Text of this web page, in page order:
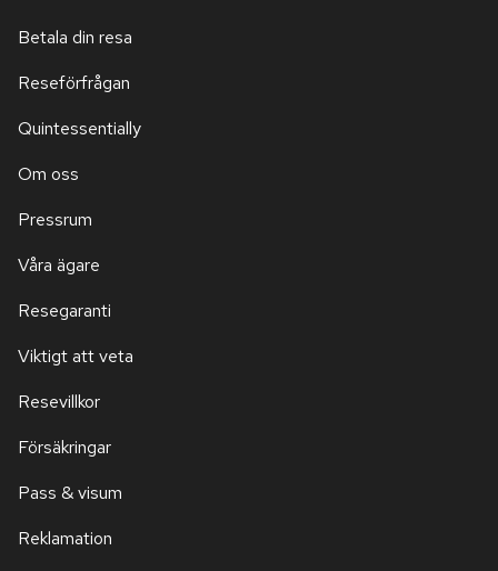
Betala din resa
Reseförfrågan
Quintessentially
Om oss
Pressrum
Våra ägare
Resegaranti
Viktigt att veta
Resevillkor
Försäkringar
Pass & visum
Reklamation